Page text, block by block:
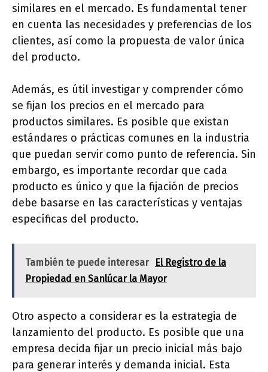
similares en el mercado. Es fundamental tener
en cuenta las necesidades y preferencias de los
clientes, así como la propuesta de valor única
del producto.
Además, es útil investigar y comprender cómo
se fijan los precios en el mercado para
productos similares. Es posible que existan
estándares o prácticas comunes en la industria
que puedan servir como punto de referencia. Sin
embargo, es importante recordar que cada
producto es único y que la fijación de precios
debe basarse en las características y ventajas
específicas del producto.
También te puede interesar
El Registro de la
Propiedad en Sanlúcar la Mayor
Otro aspecto a considerar es la estrategia de
lanzamiento del producto. Es posible que una
empresa decida fijar un precio inicial más bajo
para generar interés y demanda inicial. Esta